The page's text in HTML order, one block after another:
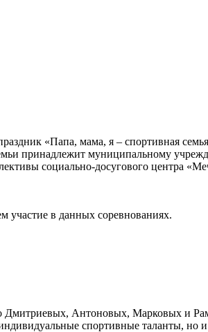
«Папа, мама, я – спортивная
принадлежит муниципальному
социально-досугового центра
участие в данных соревнованиях.
Антоновых, Марковых и
спортивные таланты, но